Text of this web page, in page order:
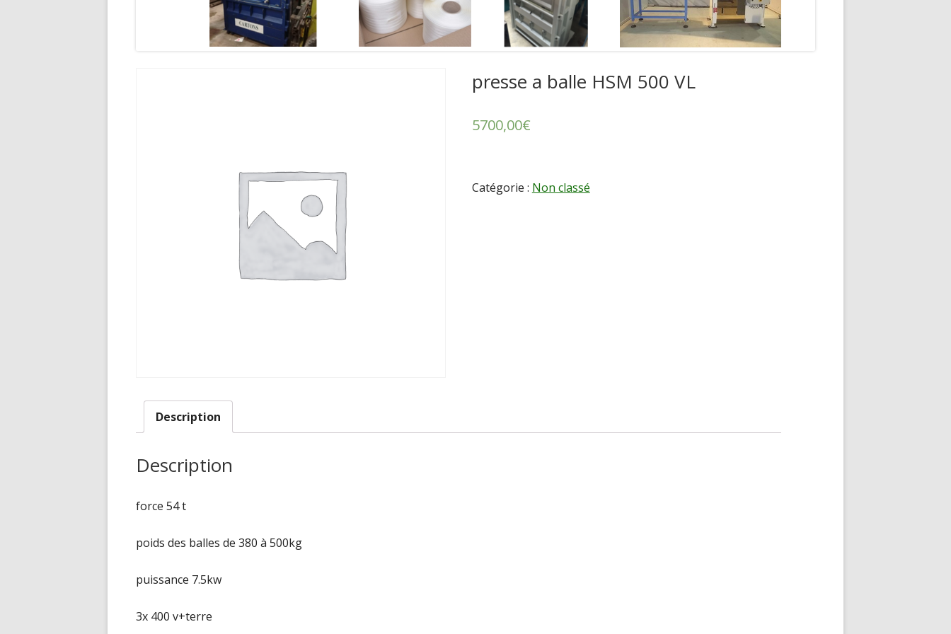
BROYEUR À MARTEAU
presse a balle HSM 500 VL
5700,00€
Catégorie : Non classé
Description
Description
force 54 t
poids des balles de 380 à 500kg
puissance 7.5kw
3x 400 v+terre